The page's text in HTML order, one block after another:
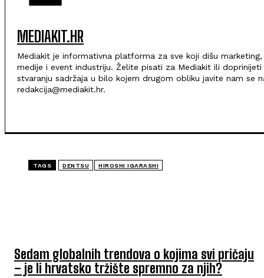
MEDIAKIT.HR
Mediakit je informativna platforma za sve koji dišu marketing,
medije i event industriju. Želite pisati za Mediakit ili doprinijeti
stvaranju sadržaja u bilo kojem drugom obliku javite nam se
redakcija@mediakit.hr.
TAGS DENTSU HIROSHI IGARASHI
Sedam globalnih trendova o kojima svi pričaju
– je li hrvatsko tržište spremno za njih?